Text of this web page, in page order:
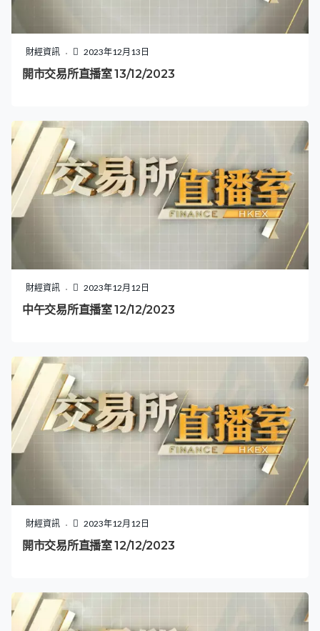
財經資訊 2023年12月13日
開市交易所直播室 13/12/2023
財經資訊 2023年12月12日
中午交易所直播室 12/12/2023
財經資訊 2023年12月12日
開市交易所直播室 12/12/2023